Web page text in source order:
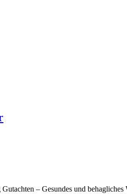
– Gesundes und